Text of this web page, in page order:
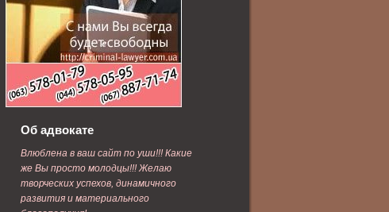
Об адвокате
Влюблена в ваш сайт по уши!!! Какие
же Вы просто молодцы!!! Желаю
творческих успехов, динамичного
развития и материального